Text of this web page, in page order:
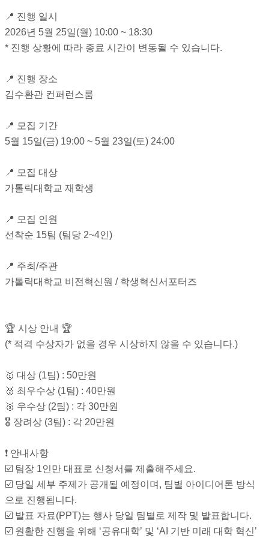
📍 진행 일시
2026년 5월 25일(월) 10:00 ~ 18:30
* 진행 상황에 따라 종료 시간이 변동될 수 있습니다.
📍 진행 장소
김수환관 컨퍼런스룸
📍 모집 기간
5월 15일(금) 19:00 ~ 5월 23일(토) 24:00
📍 모집 대상
가톨릭대학교 재학생
📍 모집 인원
선착순 15팀 (팀당 2~4인)
📍 주최/주관
가톨릭대학교 비전혁신원 / 학생혁신서포터즈
🏆 시상 안내 🏆
(* 적격 수상자가 없을 경우 시상하지 않을 수 있습니다.)
🥇 대상 (1팀) : 50만원
🥈 최우수상 (1팀) : 40만원
🥉 우수상 (2팀) : 각 30만원
🎖 장려상 (3팀) : 각 20만원
❗ 안내사항
☑️ 팀장 1인만 대표로 신청서를 제출해주세요.
☑️ 당일 세부 주제가 공개될 예정이며, 팀별 아이디어톤 방식
으로 진행됩니다.
☑️ 발표 자료(PPT)는 행사 당일 팀별로 제작 및 발표합니다.
☑️ 원활한 진행을 위해 ‘공유대학’ 및 ‘AI 기반 미래 대학 혁신’